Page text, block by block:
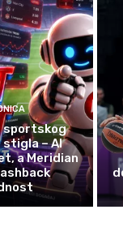
sportskog
stigla – AI
a Meridian